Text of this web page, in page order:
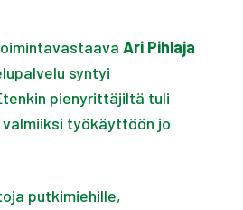
Ari Pihlaja
syntyi
pienyrittäjiltä tuli
työkäyttöön jo
putkimiehille,